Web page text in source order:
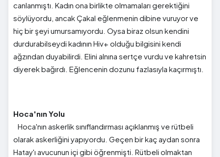
canlanmıştı. Kadın ona birlikte olmamaları gerektiğini
söylüyordu, ancak Çakal eğlenmenin dibine vuruyor ve
hiç bir şeyi umursamıyordu. Oysa biraz olsun kendini
durdurabilseydi kadının Hiv+ olduğu bilgisini kendi
ağzından duyabilirdi. Elini alnına sertçe vurdu ve kahretsin
diyerek bağırdı. Eğlencenin dozunu fazlasıyla kaçırmıştı.
Hoca'nın Yolu
Hoca'nın askerlik sınıflandırması açıklanmış ve rütbeli
olarak askerliğini yapıyordu. Geçen bir kaç aydan sonra
Hatay'ı avucunun içi gibi öğrenmişti. Rütbeli olmaktan